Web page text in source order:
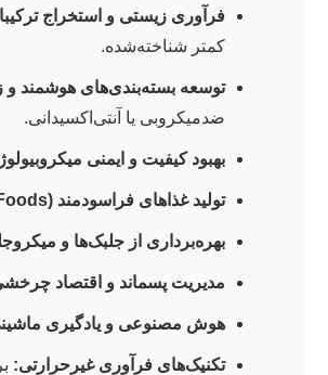
فرآوری زیستی و استخراج
کمتر شناخته‌شده.
توسعه بسته‌بندی‌های هوشمند
ضدمیکروبی یا آنتی‌اکسیدانی.
بهبود کیفیت و ایمنی
تولید غذاهای فراسودمند (Functional Foods):
بهره‌برداری از جلبک‌ها و
مدیریت پسماند و اقتصاد
هوش مصنوعی و یادگیری
تکنیک‌های فرآوری غیرحرارتی: